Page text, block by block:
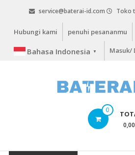
service@baterai-id.com Toko
Hubungi kami penuhi pesananmu
Bahasa Indonesia ▼ Masuk/
id.com
0
0,00